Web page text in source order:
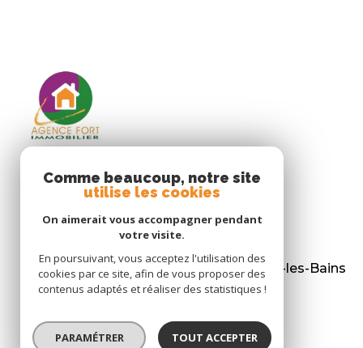
Agence Fort Immobilier
2 place Gaston Robert - 17840 La Brée-les-Bains
Comme beaucoup, notre site
utilise les cookies
On aimerait vous accompagner pendant
votre visite.
En poursuivant, vous acceptez l'utilisation des
cookies par ce site, afin de vous proposer des
contenus adaptés et réaliser des statistiques !
PARAMÉTRER TOUT ACCEPTER